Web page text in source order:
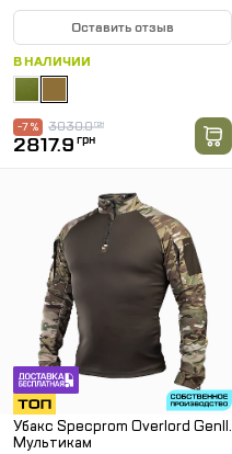
Оставить отзыв
В НАЛИЧИИ
3030.0грн
-7 %
2817.9 грн
Убакс Specprom Overlord GenII.
Мультикам